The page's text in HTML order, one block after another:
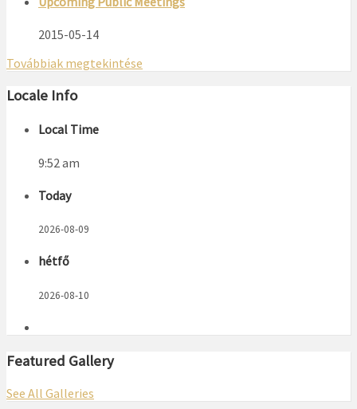
2015-05-14
Továbbiak megtekintése
Locale Info
Local Time
9:52 am
Today
2026-08-09
hétfő
2026-08-10
Featured Gallery
See All Galleries